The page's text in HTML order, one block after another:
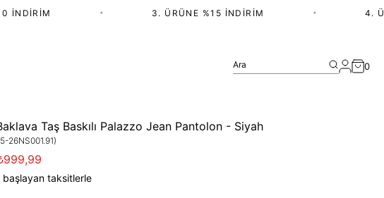
3. ÜRÜNE %15 İNDIRIM 4.
Ara 0
Taş Baskılı Palazzo Jean Pantolon - Siyah
26NS001.91)
başlayan taksitlerle